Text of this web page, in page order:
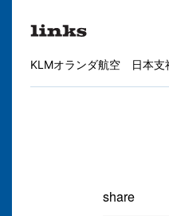
KLMオランダ航空 日本支
share